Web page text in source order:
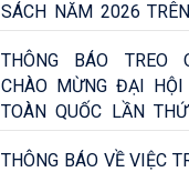
PHÚ
SÁCH NĂM 2026
XÃ TÂY PHÚ
THÔNG BÁO TREO
CHÀO MỪNG ĐẠI
TOÀN QUỐC LẦN
ĐẢNG
THÔNG BÁO VỀ VIỆC